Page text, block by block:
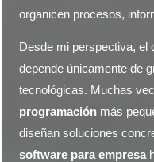
organicen procesos,
Desde mi perspectiva, el
depende únicamente de
tecnológicas. Muchas
programación más
diseñan soluciones
software para empresa